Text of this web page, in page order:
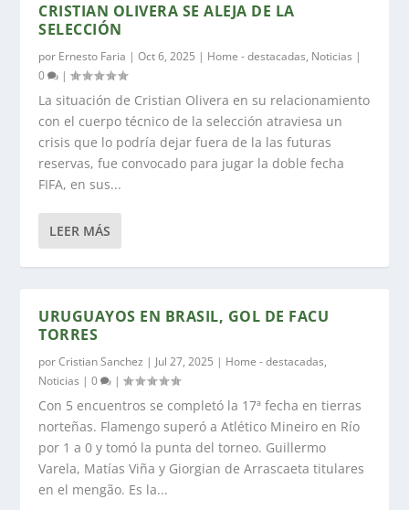
CRISTIAN OLIVERA SE ALEJA DE LA
SELECCIÓN
por Ernesto Faria |Oct 6, 2025 | Home - destacadas, Noticias |
0
|
La situación de Cristian Olivera en su relacionamiento
con el cuerpo técnico de la selección atraviesa un
crisis que lo podría dejar fuera de la las futuras
reservas, fue convocado para jugar la doble fecha
FIFA, en sus...
LEER MÁS
URUGUAYOS EN BRASIL, GOL DE FACU
TORRES
porCristian Sanchez | Jul 27, 2025 | Home - destacadas,
Noticias |0 |
Con 5 encuentros se completó la 17ª fecha en tierras
norteñas. Flamengo superó a Atlético Mineiro en Río
por 1 a 0 y tomó la punta del torneo. Guillermo
Varela, Matías Viña y Giorgian de Arrascaeta titulares
en el mengão. Es la...